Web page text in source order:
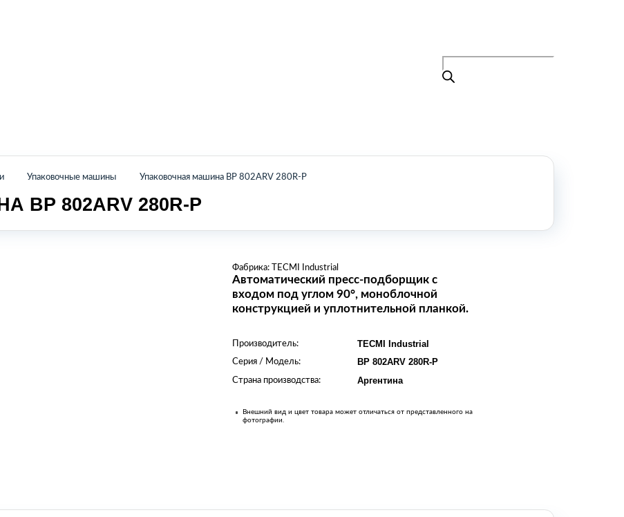
Поиск
товаров
Каталог
Оборудование для пищевой
промышленности
Нефтегазовое оборудование
Расходные материалы для
Упаковочные машины Упаковочная машина BP 802ARV 280R-P
802ARV 280R-P
Фабрика: TECMI Industrial
Автоматический пресс-подборщик с
входом под углом 90°, моноблочной
конструкцией и уплотнительной планкой.
Производитель: TECMI Industrial
Серия / Модель: BP 802ARV 280R-P
Страна производства: Аргентина
Внешний вид и цвет товара может отличаться от представленного на
фотографии.